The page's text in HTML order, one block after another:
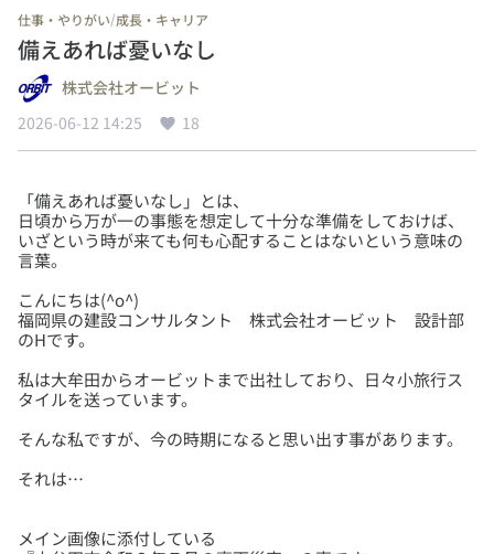
仕事・やりがい/成長・キャリア
備えあれば憂いなし
株式会社オービット
2026-06-12 14:25
18
「備えあれば憂いなし」とは、
日頃から万が一の事態を想定して十分な準備をしておけば、
いざという時が来ても何も心配することはないという意味の
こんにちは(^o^)
福岡県の建設コンサルタント 株式会社オービット 設計部
私は大牟田からオービットまで出社しており、日々小旅行ス
メイン画像に添付している